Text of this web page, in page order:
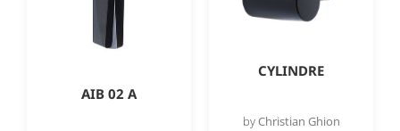
AIB 02 A
CYLINDRE
byChristian Ghion